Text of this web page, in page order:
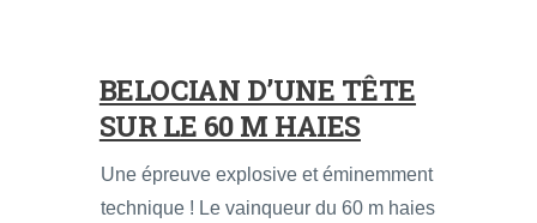
BELOCIAN D’UNE TÊTE
SUR LE 60 M HAIES
Une épreuve explosive et éminemment
technique ! Le vainqueur du 60 m haies